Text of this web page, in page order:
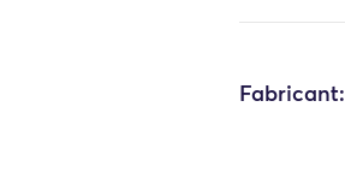
Fabricant: